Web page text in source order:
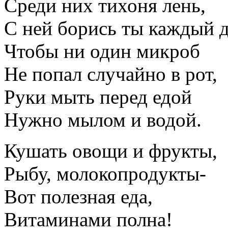
Среди них тихоня лень,
С ней борись ты каждый
Чтобы ни один микроб
Не попал случайно в рот,
Руки мыть перед едой
Нужно мылом и водой.
Кушать овощи и фрукты,
Рыбу, молокопродукты-
Вот полезная еда,
Витаминами полна!